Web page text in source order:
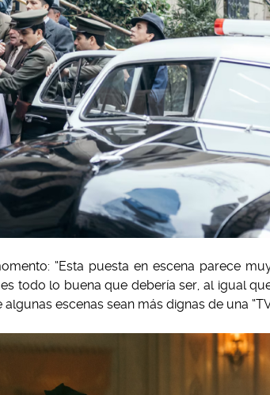
“Esta puesta en escena parece
todo lo buena que debería ser, al igual
escenas sean más dignas de una